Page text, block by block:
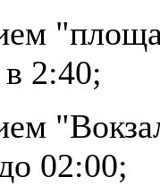
2:40;
02:00;